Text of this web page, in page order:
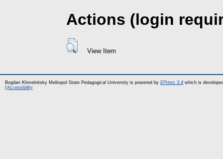
Actions (login
View Item
Bogdan Khmelnitsky Melitopol State Pedagogical University is powered by EPrints 3.4 which is
Accessibility